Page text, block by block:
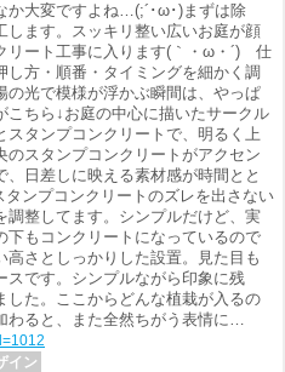
か大変ですよね…(;´･ω･)まずは除
します。スッキリ整い広いお庭が顔
リート工事に入ります(｀・ω・´)ゞ仕
方・順番・タイミングを細かく調
の光で模様が浮かぶ瞬間は、やっぱ
こちら↓お庭の中心に描いたサークル
タンプコンクリートで、明るく上
スタンプコンクリートがアクセン
、日差しに映える素材感が時間とと
ンプコンクリートのズレを出さない
調整してます。シンプルだけど、実
下もコンクリートになっているので
さとしっかりした設置。見た目も
スです。シンプルながら印象に残
した。ここからどんな植栽が入るの
ると、また全然ちがう表情に…
イン